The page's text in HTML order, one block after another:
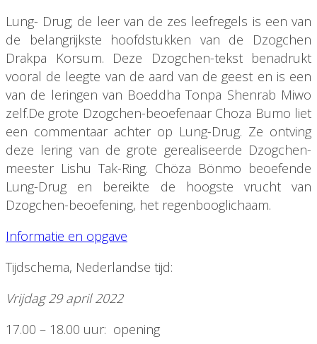
Lung- Drug; de leer van de zes leefregels is een van
de belangrijkste hoofdstukken van de Dzogchen
Drakpa Korsum. Deze Dzogchen-tekst benadrukt
vooral de leegte van de aard van de geest en is een
van de leringen van Boeddha Tonpa Shenrab Miwo
zelf.De grote Dzogchen-beoefenaar Choza Bumo liet
een commentaar achter op Lung-Drug. Ze ontving
deze lering van de grote gerealiseerde Dzogchen-
meester Lishu Tak-Ring. Chöza Bönmo beoefende
Lung-Drug en bereikte de hoogste vrucht van
Dzogchen-beoefening, het regenbooglichaam.
Informatie en opgave
Tijdschema, Nederlandse tijd:
Vrijdag 29 april 2022
17.00 – 18.00 uur: opening